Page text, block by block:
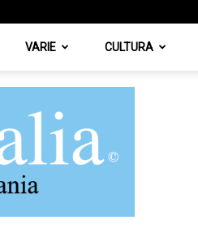
VARIE CULTURA